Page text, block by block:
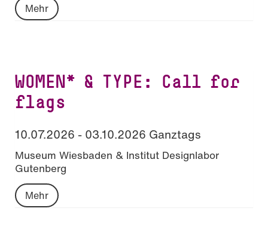
Mehr
WOMEN* & TYPE: Call for
flags
10.07.2026 - 03.10.2026 Ganztags
Museum Wiesbaden & Institut Designlabor
Gutenberg
Mehr